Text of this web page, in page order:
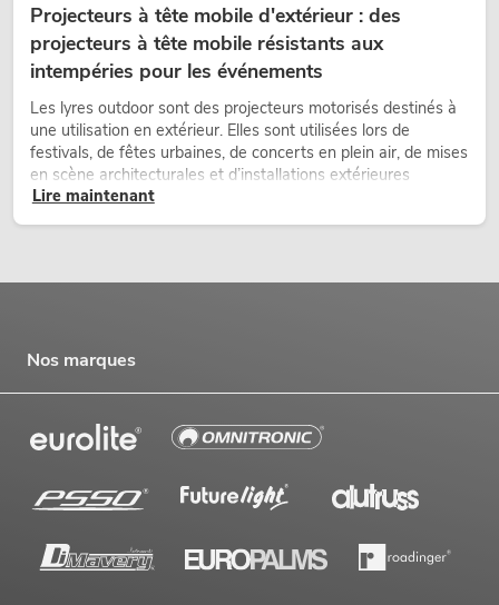
Projecteurs à tête mobile d'extérieur : des
projecteurs à tête mobile résistants aux
intempéries pour les événements
Les lyres outdoor sont des projecteurs motorisés destinés à
une utilisation en extérieur. Elles sont utilisées lors de
festivals, de fêtes urbaines, de concerts en plein air, de mises
en scène architecturales et d’installations extérieures
temporaires.
Lire maintenant
Nos marques